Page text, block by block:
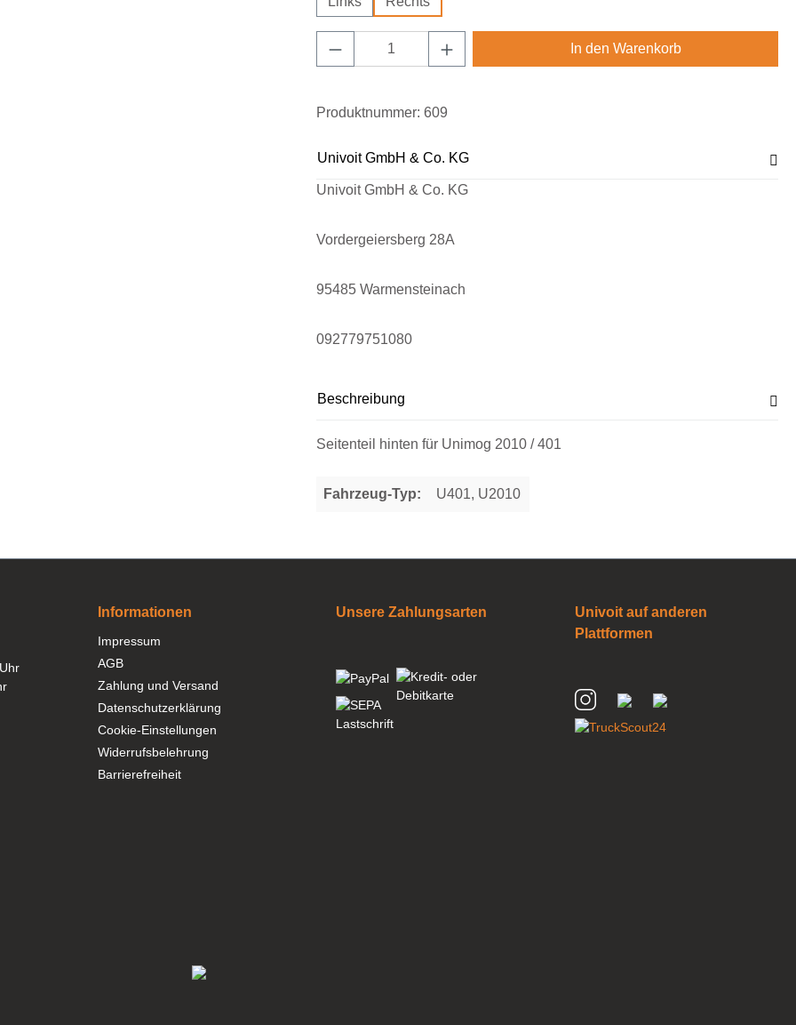
Produkt Anzahl: Gib den gewünschten Wert ein
In den Warenkorb
Produktnummer: 609
Univoit GmbH & Co. KG
Univoit GmbH & Co. KG
Vordergeiersberg 28A
95485 Warmensteinach
092779751080
Beschreibung
Seitenteil hinten für Unimog 2010 / 401
Fahrzeug-Typ: U401, U2010
Informationen
Impressum
AGB
Zahlung und Versand
Datenschutzerklärung
Cookie-Einstellungen
Widerrufsbelehrung
Barrierefreiheit
Unsere Zahlungsarten
Univoit auf anderen
Plattformen